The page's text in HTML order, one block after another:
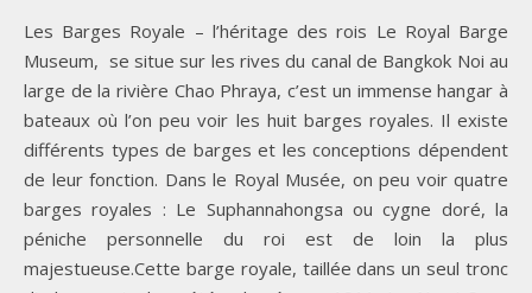
Les Barges Royale – l’héritage des rois Le Royal Barge
Museum, se situe sur les rives du canal de Bangkok Noi au
large de la rivière Chao Phraya, c’est un immense hangar à
bateaux où l’on peu voir les huit barges royales. Il existe
différents types de barges et les conceptions dépendent
de leur fonction. Dans le Royal Musée, on peu voir quatre
barges royales : Le Suphannahongsa ou cygne doré, la
péniche personnelle du roi est de loin la plus
majestueuse.Cette barge royale, taillée dans un seul tronc